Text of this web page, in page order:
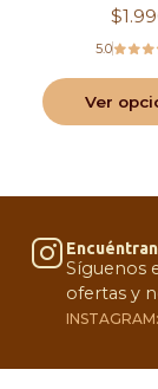
5.0
Ver
Síguenos
ofertas y